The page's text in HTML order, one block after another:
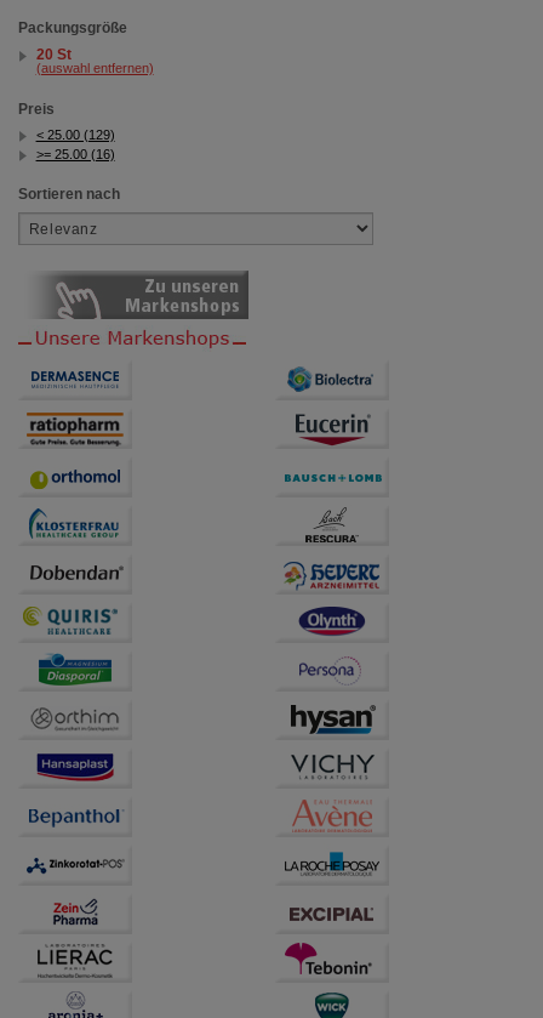
Packungsgröße
20 St
(auswahl entfernen)
Preis
< 25.00 (129)
>= 25.00 (16)
Sortieren nach